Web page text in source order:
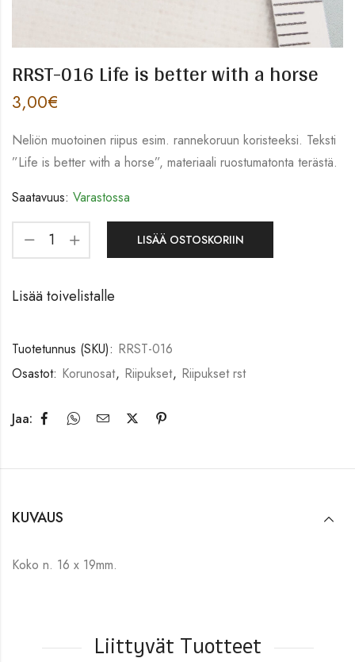
RRST-016 Life is better with a horse
3,00€
Neliön muotoinen riipus esim. rannekoruun koristeeksi. Teksti
”Life is better with a horse”, materiaali ruostumatonta terästä.
Saatavuus: Varastossa
LISÄÄ OSTOSKORIIN
Lisää toivelistalle
Tuotetunnus (SKU): RRST-016
Osastot: Korunosat, Riipukset, Riipukset rst
Jaa:
KUVAUS
Koko n. 16 x 19mm.
Liittyvät Tuotteet